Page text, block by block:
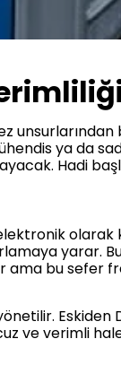
ya da
Hadi
yarar.
bu sefer
Eskiden
ve verimli